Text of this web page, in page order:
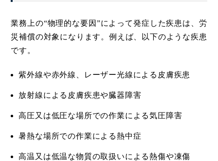
業務上の“物理的な要因”によって発症した疾患は、労
災補償の対象になります。例えば、以下のような疾患
です。
紫外線や赤外線、レーザー光線による皮膚疾患
放射線による皮膚疾患や臓器障害
高圧又は低圧な場所での作業による気圧障害
暑熱な場所での作業による熱中症
高温又は低温な物質の取扱いによる熱傷や凍傷